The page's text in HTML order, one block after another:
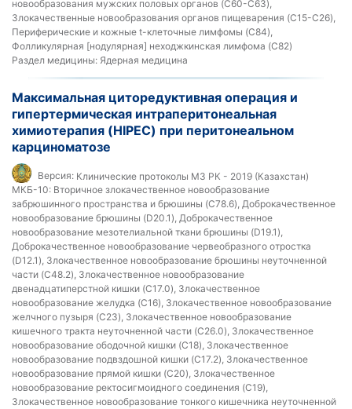
новообразования мужских половых органов (C60-C63),
Злокачественные новообразования органов пищеварения (C15-C26),
Периферические и кожные t-клеточные лимфомы (C84),
Фолликулярная [нодулярная] неходжкинская лимфома (C82)
Раздел медицины: Ядерная медицина
Максимальная циторедуктивная операция и
гипертермическая интраперитонеальная
химиотерапия (HIPEC) при перитонеальном
карциноматозе
Версия: Клинические протоколы МЗ РК - 2019 (Казахстан)
МКБ-10: Вторичное злокачественное новообразование
забрюшинного пространства и брюшины (C78.6), Доброкачественное
новообразование брюшины (D20.1), Доброкачественное
новообразование мезотелиальной ткани брюшины (D19.1),
Доброкачественное новообразование червеобразного отростка
(D12.1), Злокачественное новообразование брюшины неуточненной
части (C48.2), Злокачественное новообразование
двенадцатиперстной кишки (C17.0), Злокачественное
новообразование желудка (C16), Злокачественное новообразование
желчного пузыря (C23), Злокачественное новообразование
кишечного тракта неуточненной части (C26.0), Злокачественное
новообразование ободочной кишки (C18), Злокачественное
новообразование подвздошной кишки (C17.2), Злокачественное
новообразование прямой кишки (C20), Злокачественное
новообразование ректосигмоидного соединения (C19),
Злокачественное новообразование тонкого кишечника неуточненной